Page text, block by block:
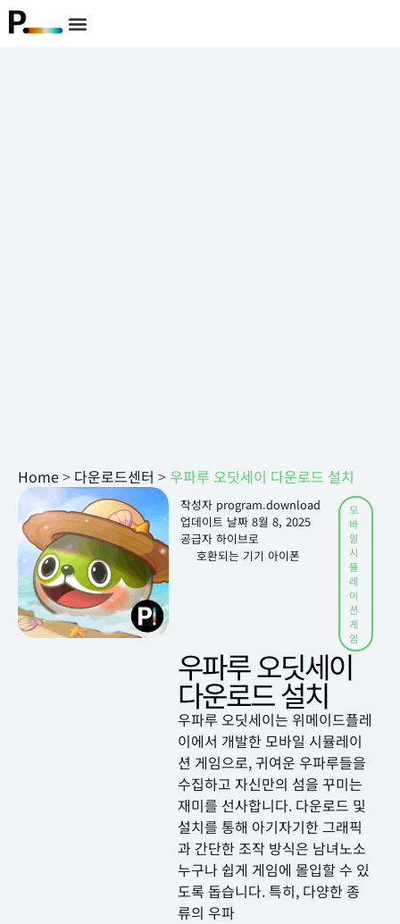
Home> 다운로드센터 >우파루 오딧세이 다운로드 설치
작성자 program.download
업데이트 날짜 8월 8, 2025
공급자 하이브로
호환되는 기기 아이폰
모
바
일
시
뮬
레
이
션
게
임
우파루 오딧세이
다운로드 설치
우파루 오딧세이는 위메이드플레
이에서 개발한 모바일 시뮬레이
션 게임으로, 귀여운 우파루들을
수집하고 자신만의 섬을 꾸미는
재미를 선사합니다. 다운로드 및
설치를 통해 아기자기한 그래픽
과 간단한 조작 방식은 남녀노소
누구나 쉽게 게임에 몰입할 수 있
도록 돕습니다. 특히, 다양한 종
류의 우파